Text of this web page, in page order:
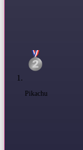
Pikachu